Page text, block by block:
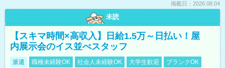
掲載日：2026.08.04
未読
【スキマ時間×高収入】日給1.5万～日払い！屋
内展示会のイス並べスタッフ
派遣 職種未経験OK 社会人未経験OK 大学生歓迎
ブランクOK